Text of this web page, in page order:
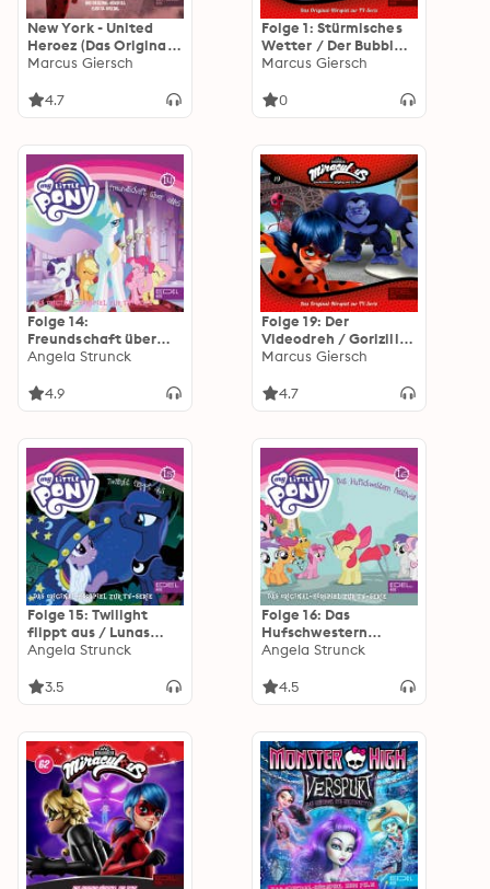
New York - United
Heroez (Das Original-
Hörspiel zum Film-
Marcus Giersch
4.7
Folge 1: Stürmisches
Wetter / Der Bubbler
(Das Original-Hörspiel
Marcus Giersch
0
Folge 14:
Freundschaft über
alles - Teil 1+2 (Das
TV-Serie)
Angela Strunck
4.9
Folge 19: Der
Videodreh / Gorizilla
(Das Original-Hörspiel
Marcus Giersch
4.7
Folge 15: Twilight
flippt aus / Lunas
Verwandlung (Das
TV-Serie)
Angela Strunck
3.5
Folge 16: Das
Hufschwestern
Festival / Viel zu viele
(Das Original Hörspiel
Angela Strunck
4.5